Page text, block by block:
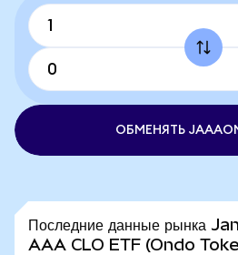
ОБМЕНЯТЬ
Последние данные рынка
AAA CLO ETF (Ondo